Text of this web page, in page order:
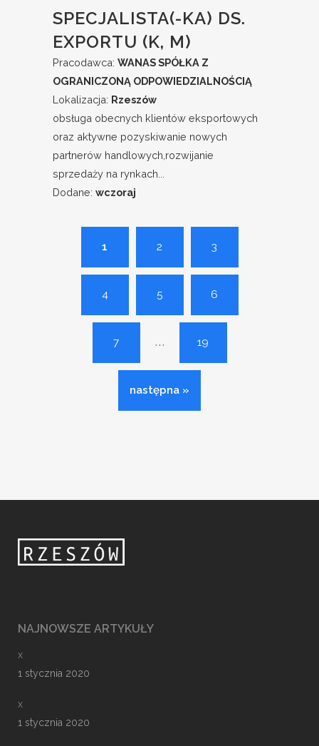
SPECJALISTA(-KA) DS.
EXPORTU (K, M)
Pracodawca: WANAS SPÓŁKA Z
OGRANICZONĄ ODPOWIEDZIALNOŚCIĄ
Lokalizacja: Rzeszów
obsługa obecnych klientów eksportowych
oraz aktywne pozyskiwanie nowych
partnerów handlowych,rozwijanie
sprzedaży na rynkach...
Dodane: wczoraj
1 2 3
4 5 6
7 ... 19
następna »
NAJNOWSZE ARTYKUŁY
x
1 stycznia 2020
x
1 stycznia 2020